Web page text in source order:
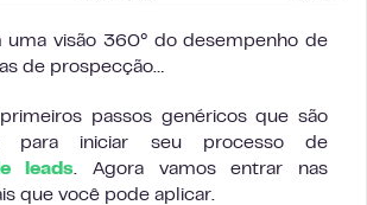
uma visão 360° do desempenho de
de prospecção…
passos genéricos que são
para iniciar seu processo de
leads . Agora vamos entrar nas
que você pode aplicar.